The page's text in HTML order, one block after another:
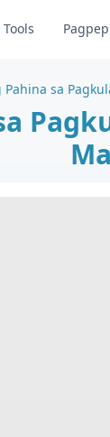
Tools